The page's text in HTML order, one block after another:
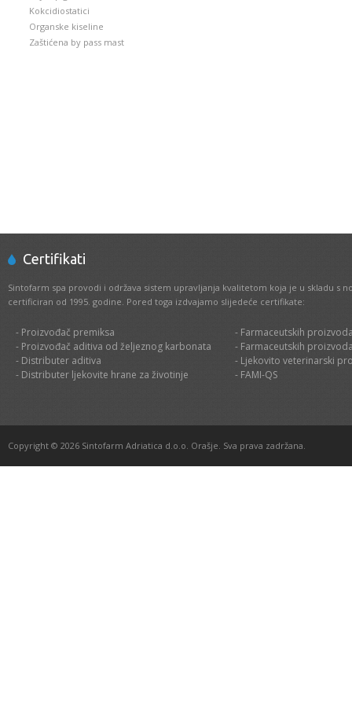
Kokcidiostatici
Organske kiseline
Zaštićena by pass mast
Certifikati
Sintofarm spa provodi i održava sistem upravljanja kvalitetom koja je u skladu s
certificiran od 1995. godine. Pored toga izdvajamo slijedeće certifikate:
- Proizvođač premiksa
- Proizvođač aditiva od željeznog karbonata
- Distributer aditiva
- Distributer ljekovite hrane za životinje
- Farmaceutskih
- Farmaceutskih
- Ljekovito veterinarski
- FAMI-QS
Copyright © 2026 Sintofarm Adriatica d.o.o. Orašje. Sva prava zadržana.